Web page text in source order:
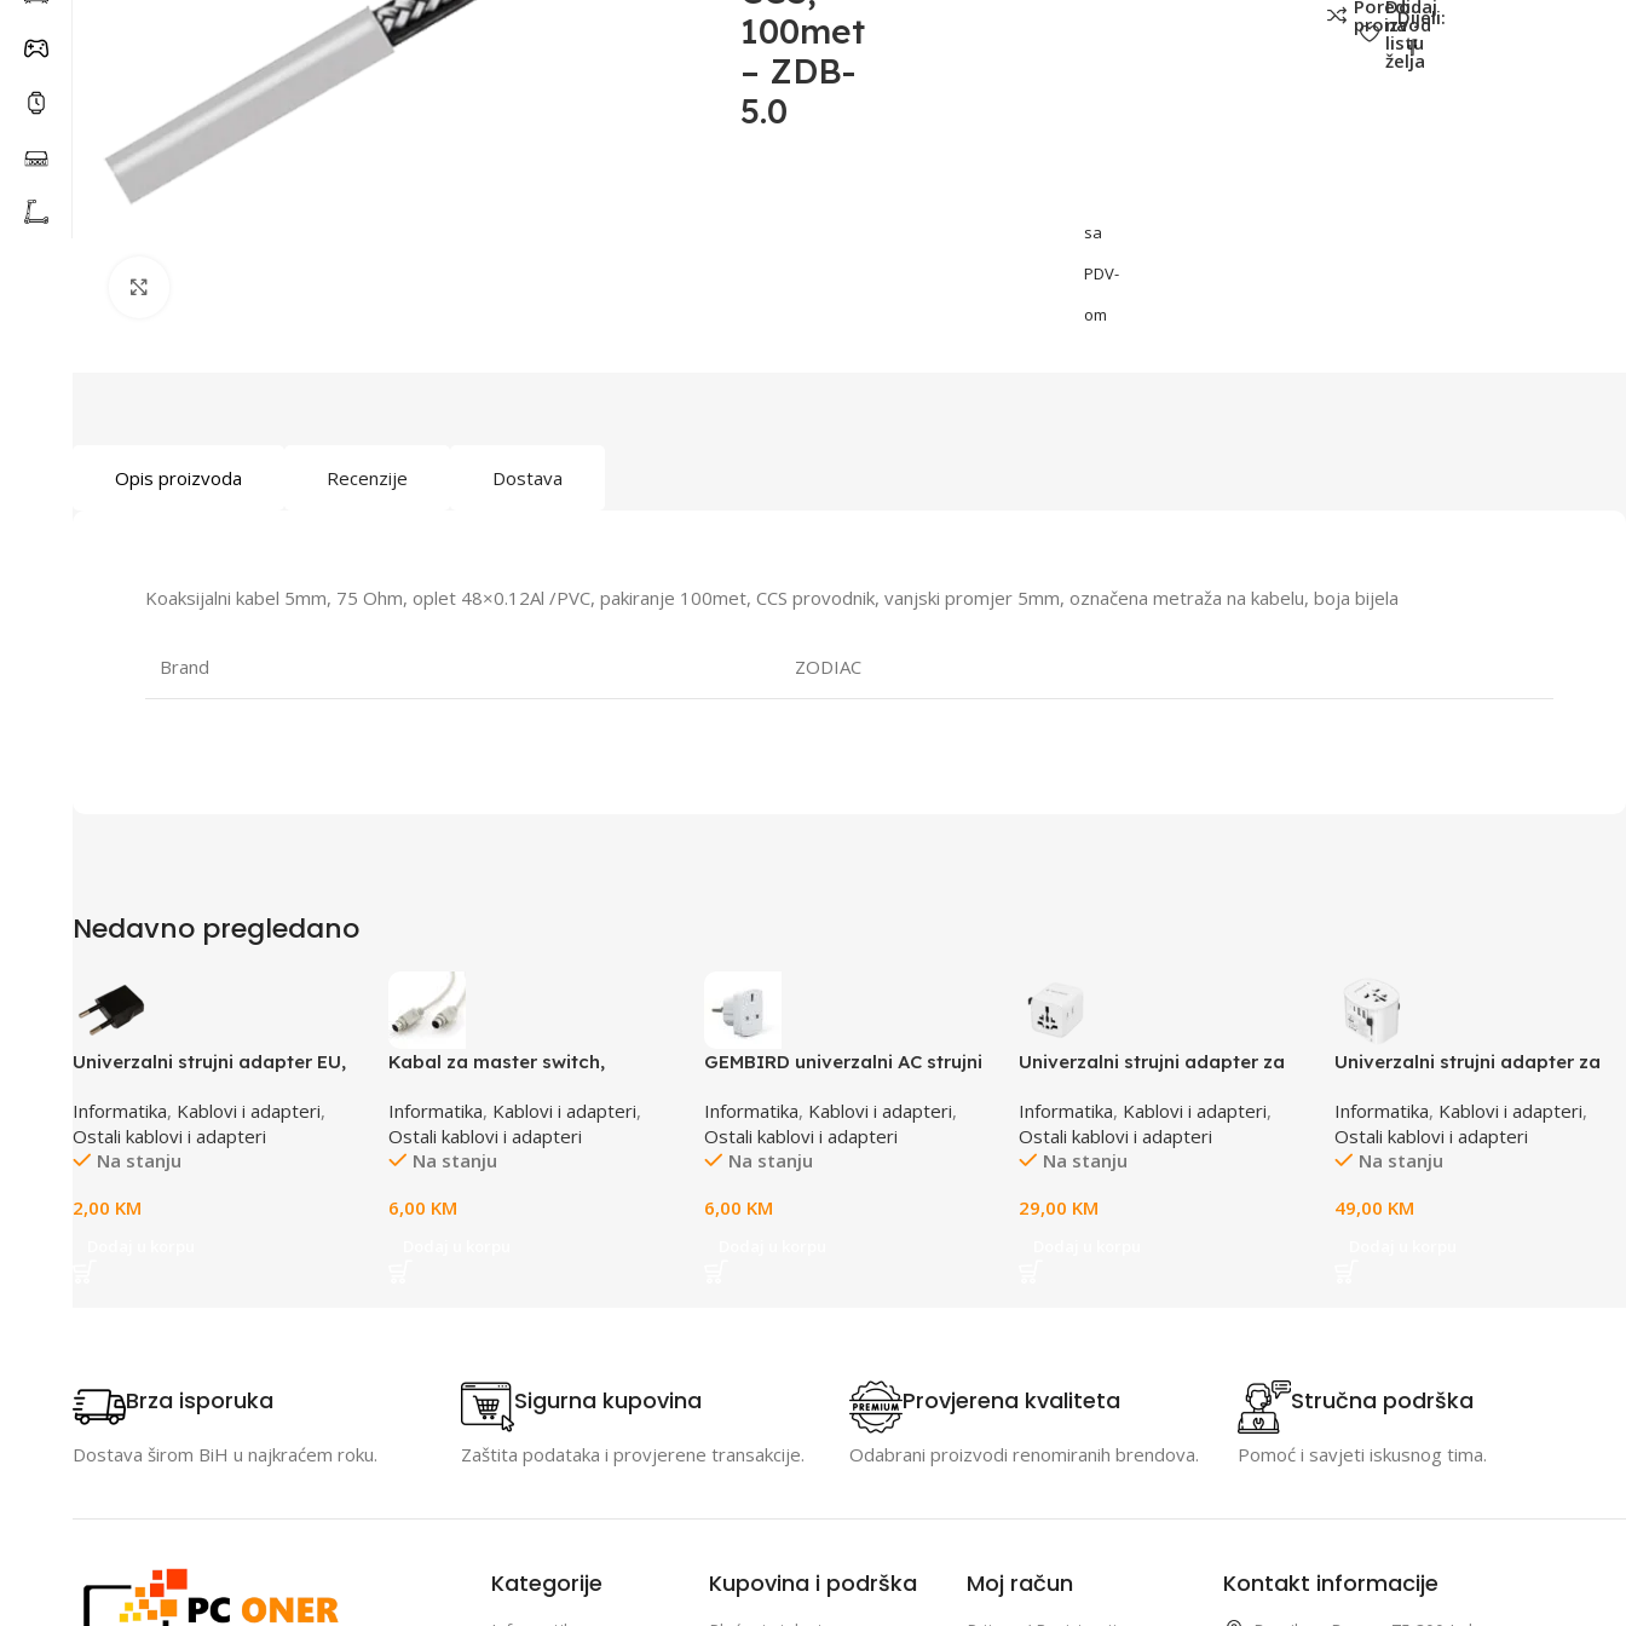
100met
– ZDB-
5.0
sa
PDV-
om
Poredi
proizvod
Dodaj
na
listu
želja
Dijeli:
Opis proizvoda Recenzije Dostava
Koaksijalni kabel 5mm, 75 Ohm, oplet 48×0.12Al /PVC, pakiranje 100met, CCS provodnik, vanjski promjer 5mm, označena metraža na kabelu, boja bijela
Brand ZODIAC
Nedavno pregledano
Univerzalni strujni adapter EU,
Informatika, Kablovi i adapteri,
Ostali kablovi i adapteri
Na stanju
2,00 KM
Kabal za master switch,
GEMBIRD
Informatika, Kablovi i adapteri,
Ostali kablovi i adapteri
Na stanju
6,00 KM
GEMBIRD univerzalni AC strujni
UKEU-001
Informatika, Kablovi i adapteri,
Ostali kablovi i adapteri
Na stanju
6,00 KM
Univerzalni strujni adapter za
white, TPA-INT-01-W
Informatika, Kablovi i adapteri,
Ostali kablovi i adapteri
Na stanju
29,00 KM
Univerzalni strujni adapter za
punjač GEMBIRD, 20 W, white,
TPA-EU2A1C15-01-W
Informatika, Kablovi i adapteri,
Ostali kablovi i adapteri
Na stanju
49,00 KM
Brza isporuka
Dostava širom BiH u najkraćem roku.
Sigurna kupovina
Zaštita podataka i provjerene transakcije.
Provjerena kvaliteta
Odabrani proizvodi renomiranih brendova.
Stručna podrška
Pomoć i savjeti iskusnog tima.
Kategorije Kupovina i podrška Moj račun Kontakt informacije